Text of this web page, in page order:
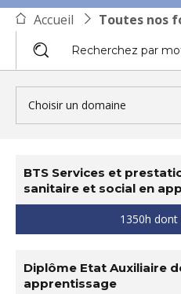
Accueil Toutes nos
BTS Services et
sanitaire et social en
1350h
Diplôme Etat Auxiliaire
apprentissage
Choisir un domaine